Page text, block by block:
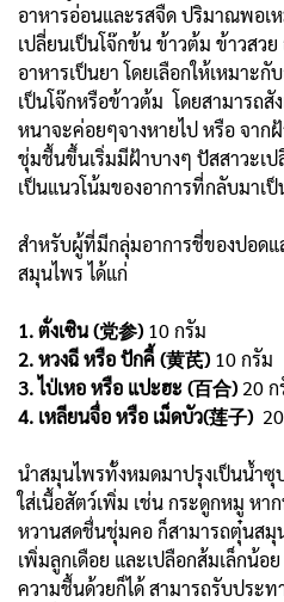
อาหารอ่อนและรสจืด ปริมาณพอเ
เปลี่ยนเป็นโจ๊กข้น ข้าวต้ม ข้าวส
อาหารเป็นยา โดยเลือกให้เหมาะ
เป็นโจ๊กหรือข้าวต้ม โดยสามารถสั
หนาจะค่อยๆจางหายไป หรือ จาก
ชุ่มชื้นขึ้นเริ่มมีฝ้าบางๆ ปัสสาวะเป
เป็นแนวโน้มของอาการที่กลับมาเ
สำหรับผู้ที่มีกลุ่มอาการชี่ของปอดแ
สมุนไพร ได้แก่
1. ตั่งเซิน (党参) 10 กรัม
2. หวงฉี หรือ ปักคี้ (黄芪) 10 กรัม
3. ไป่เหอ หรือ แปะฮะ (百合) 20 ก
4. เหลียนจื่อ หรือ เม็ดบัว(莲子)
นำสมุนไพรทั้งหมดมาปรุงเป็นน้ำ
ใส่เนื้อสัตว์เพิ่ม เช่น กระดูกหมู หา
หวานสดชื่นชุ่มคอ ก็สามารถตุ๋นสมุ
เพิ่มลูกเดือย และเปลือกส้มเล็กน้อ
ความชื้นด้วยก็ได้ สามารถรับประ